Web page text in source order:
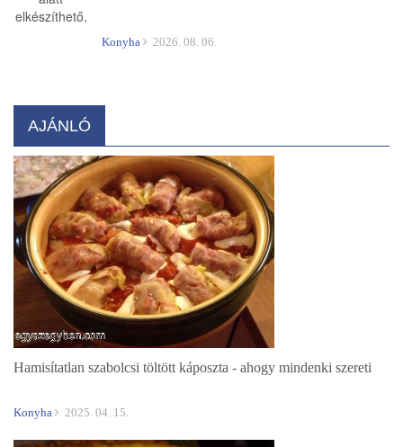
Konyha 2026. 08. 06.
AJÁNLÓ
Hamisítatlan szabolcsi töltött káposzta - ahogy mindenki szereti
Konyha 2025. 04. 15.